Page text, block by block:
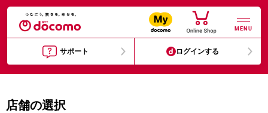
MENU
サポート ログインする
店舗の選択